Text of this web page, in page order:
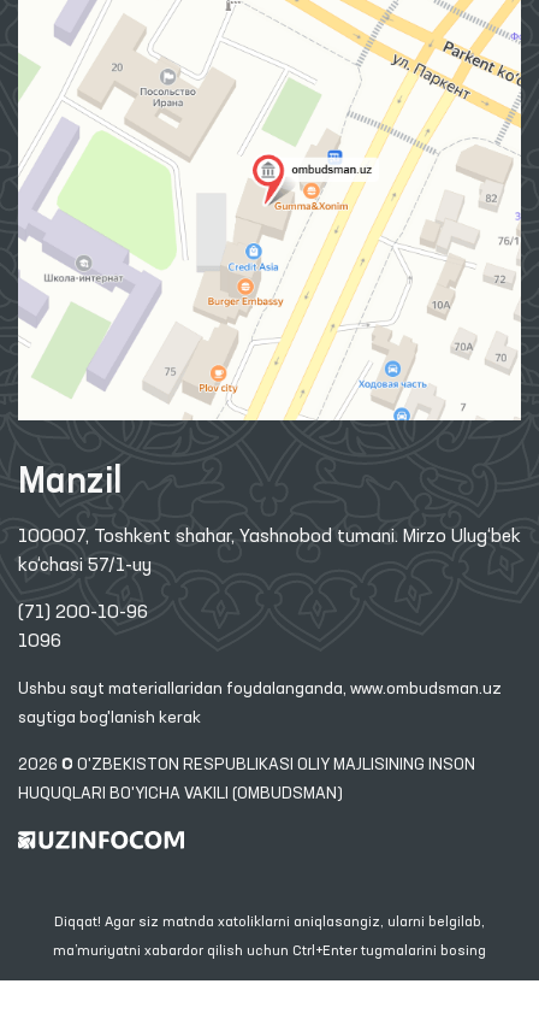
Manzil
100007, Toshkent shahar, Yashnobod tumani. Mirzo Ulug‘bek
ko‘chasi 57/1-uy
(71) 200-10-96
1096
Ushbu sayt materiallaridan foydalanganda, www.ombudsman.uz
saytiga bog'lanish kerak
2026 © O'ZBEKISTON RESPUBLIKASI OLIY MAJLISINING INSON
HUQUQLARI BO'YICHA VAKILI (OMBUDSMAN)
Diqqat! Agar siz matnda xatoliklarni aniqlasangiz, ularni belgilab,
ma’muriyatni xabardor qilish uchun Ctrl+Enter tugmalarini bosing